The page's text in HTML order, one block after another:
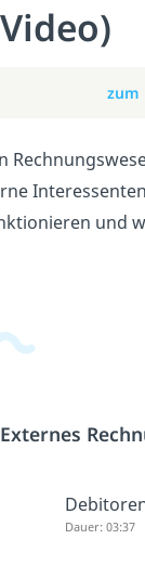
zum
und
Externes
Dauer: 03:37